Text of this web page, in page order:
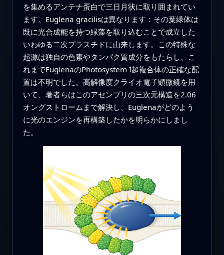
を集めるアンテナ蛋白で三日月状に取り囲まれてい
ます。Euglena gracilisは異なります：その葉緑体は
既に光合成能を持つ緑藻を取り込むことで成立した
いわゆる二次プラスチドに由来します。この特殊な
起源は独自の色素やタンパク質成分をもたらし、こ
れまでEuglenaのPhotosystem I超複合体の正確な配
置は不明でした。高解像度クライオ電子顕微鏡を用
いて、著者らはこのアセンブリの三次元構造を2.06
オングストロームまで解決し、Euglenaがどのよう
に光のエンジンを再構築したかを明らかにしまし
た。